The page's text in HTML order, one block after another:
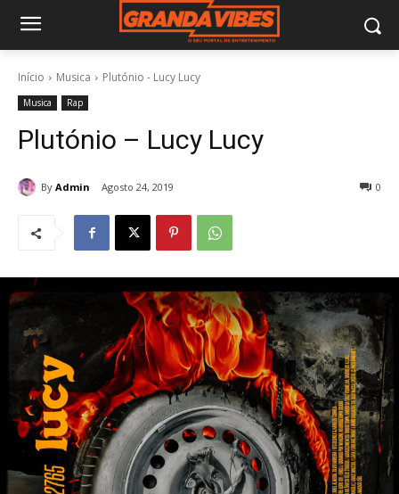
Início Musica Plutónio - Lucy Lucy
Musica Rap
Plutónio – Lucy Lucy
By Admin Agosto 24, 2019 0